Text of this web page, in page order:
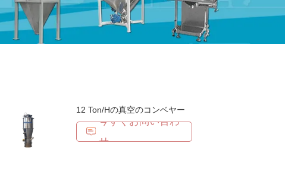
12 Ton/Hの真空のコンベヤー
今すぐお問い合わ
せ